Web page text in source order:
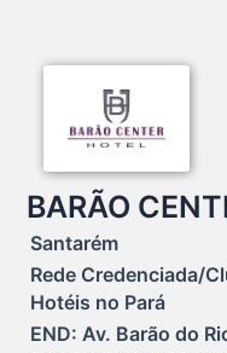
BARÃO
Santarém
Rede Credenciada/
Hotéis no Pará
END: Av. Barão do